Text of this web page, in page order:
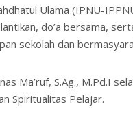
Ulama (IPNU-
do’a bersama,
sekolah dan
Ma’ruf, S.Ag., M.Pd.I
Spiritualitas Pelajar.